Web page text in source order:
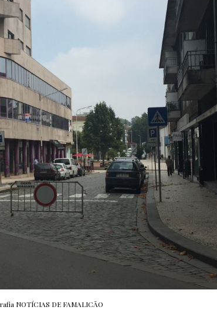
NOTÍCIAS DE FAMALICÃO